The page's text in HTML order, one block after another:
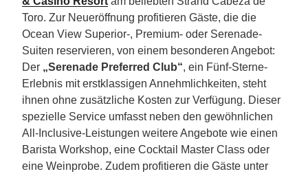
Toro. Zur Neueröffnung profitieren Gäste, die die
Ocean View Superior-, Premium- oder Serenade-
Suiten reservieren, von einem besonderen Angebot:
Der „Serenade Preferred Club“, ein Fünf-Sterne-
Erlebnis mit erstklassigen Annehmlichkeiten, steht
ihnen ohne zusätzliche Kosten zur Verfügung. Dieser
spezielle Service umfasst neben den gewöhnlichen
All-Inclusive-Leistungen weitere Angebote wie einen
Barista Workshop, eine Cocktail Master Class oder
eine Weinprobe. Zudem profitieren die Gäste unter